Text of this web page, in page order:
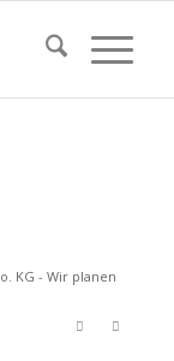
KG - Wir planen